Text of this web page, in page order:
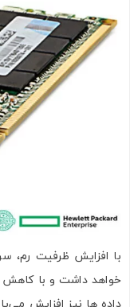
با افزایش ظرفیت رم،
خواهد داشت و با کاهش